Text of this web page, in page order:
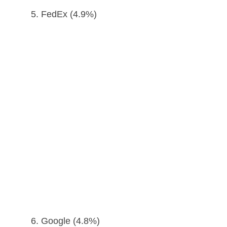
5. FedEx (4.9%)
6. Google (4.8%)